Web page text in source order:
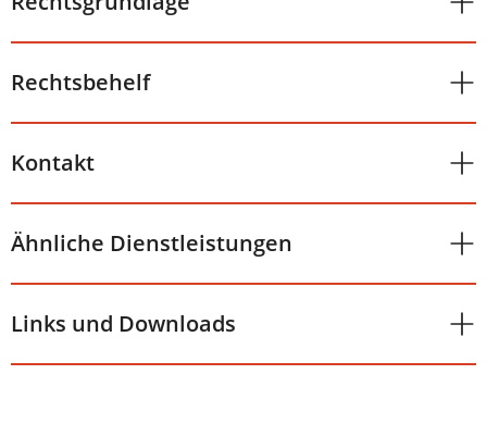
Rechtsbehelf
Kontakt
Ähnliche Dienstleistungen
Links und Downloads